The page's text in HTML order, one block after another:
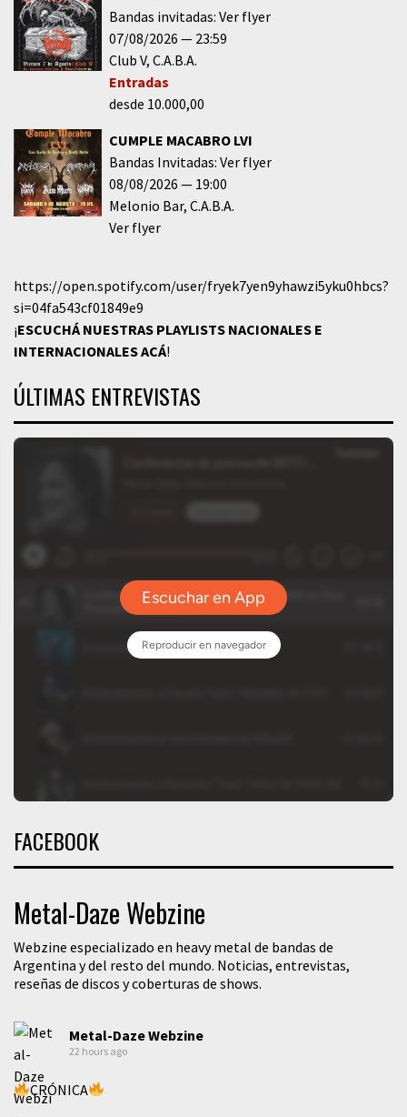
Bandas invitadas: Ver flyer
07/08/2026
23:59
Club V C.A.B.A.
Entradas
desde 10.000,00
CUMPLE MACABRO LVI
Bandas Invitadas: Ver flyer
08/08/2026
19:00
Melonio Bar C.A.B.A.
Ver flyer
https://open.spotify.com/user/fryek7yen9yhawzi5yku0hbcs?
si=04fa543cf01849e9
¡ESCUCHÁ NUESTRAS PLAYLISTS NACIONALES E
INTERNACIONALESACÁ!
ÚLTIMAS ENTREVISTAS
FACEBOOK
Metal-Daze Webzine
Webzine especializado en heavy metal de bandas de
Argentina y del resto del mundo. Noticias, entrevistas,
reseñas de discos y coberturas de shows.
Metal-Daze Webzine
22 hours ago
CRÓNICA